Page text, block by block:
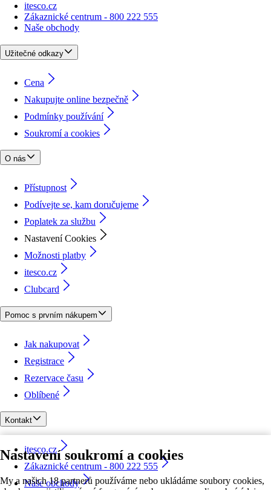
Nastavení soukromí a cookies
My a našich 18 partnerů používáme nebo ukládáme soubory cookies,
itesco.cz
Zákaznické centrum - 800 222 555
Naše obchody
Užitečné odkazy
Cena
Nakupujte online bezpečně
Podmínky používání
Soukromí a cookies
O nás
Přístupnost
Podívejte se, kam doručujeme
Poplatek za službu
Nastavení Cookies
Možnosti platby
itesco.cz
Clubcard
Pomoc s prvním nákupem
Jak nakupovat
Registrace
Rezervace času
Oblíbené
Kontakt
itesco.cz
Zákaznické centrum - 800 222 555
Naše obchody